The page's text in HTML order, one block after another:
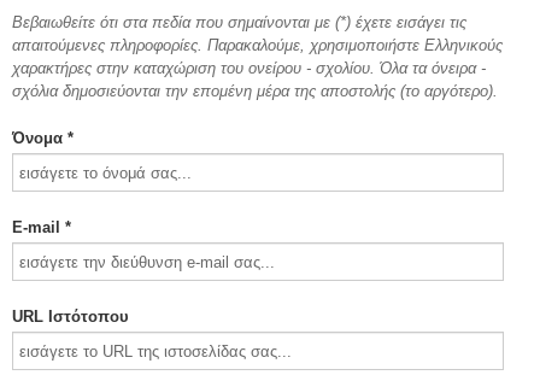
Βεβαιωθείτε ότι στα πεδία που σημαίνονται με (*) έχετε εισάγει τις
απαιτούμενες πληροφορίες. Παρακαλούμε, χρησιμοποιήστε Ελληνικούς
χαρακτήρες στην καταχώριση του ονείρου - σχολίου. Όλα τα όνειρα -
σχόλια δημοσιεύονται την επομένη μέρα της αποστολής (το αργότερο).
Όνομα *
E-mail *
URL Ιστότοπου